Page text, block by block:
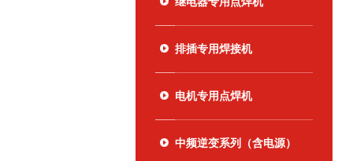
排插专用焊接机
电机专用点焊机
中频逆变系列（含电源）